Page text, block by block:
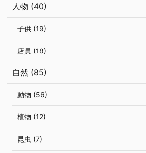
人物 (40)
子供 (19)
店員 (18)
自然 (85)
動物 (56)
植物 (12)
昆虫 (7)